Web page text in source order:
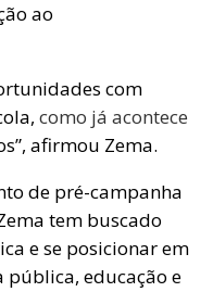
ao
com
como já acontece
afirmou Zema.
de pré-campanha
tem buscado
e se posicionar em
pública, educação e